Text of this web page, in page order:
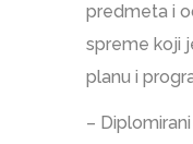
predmeta i
spreme koji
planu i
–